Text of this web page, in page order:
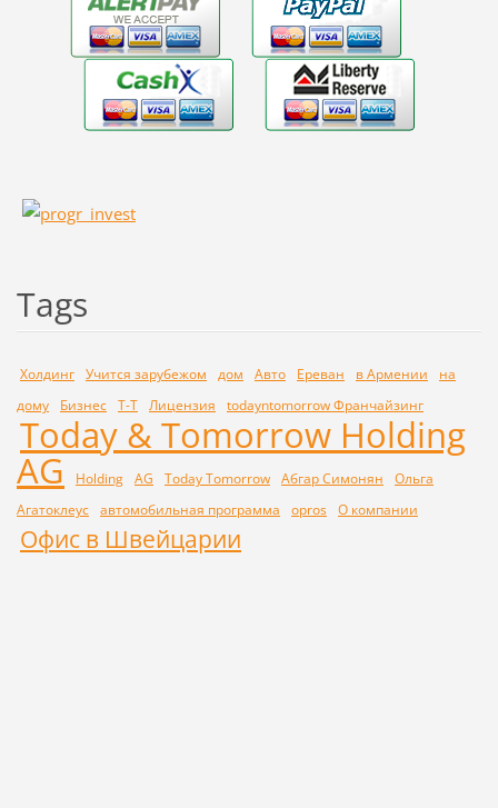
Tags
Холдинг Учится зарубежом дом Авто Ереван в Армении
на
дому
Бизнес Т-Т Лицензия todayntomorrow Франчайзинг
Today & Tomorrow Holding
AG Holding AG Today Tomorrow Абгар Симонян
Ольга
Агатоклеус автомобильная программа opros О компании
Офис в Швейцарии